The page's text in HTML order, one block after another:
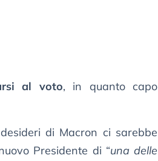
al voto, in quanto capo
di Macron ci sarebbe
Presidente di “una delle